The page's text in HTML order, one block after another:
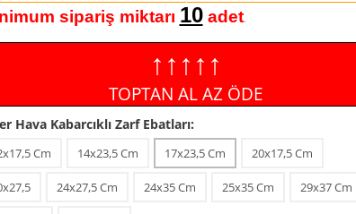
sipariş miktarı 10 adet.
↑↑↑↑↑
TOPTAN AL AZ ÖDE
Hava Kabarcıklı Zarf Ebatları:
Cm 14x23,5 Cm 17x23,5 Cm 20x17,5 Cm
24x27,5 Cm 24x35 Cm 25x35 Cm 29x37 Cm